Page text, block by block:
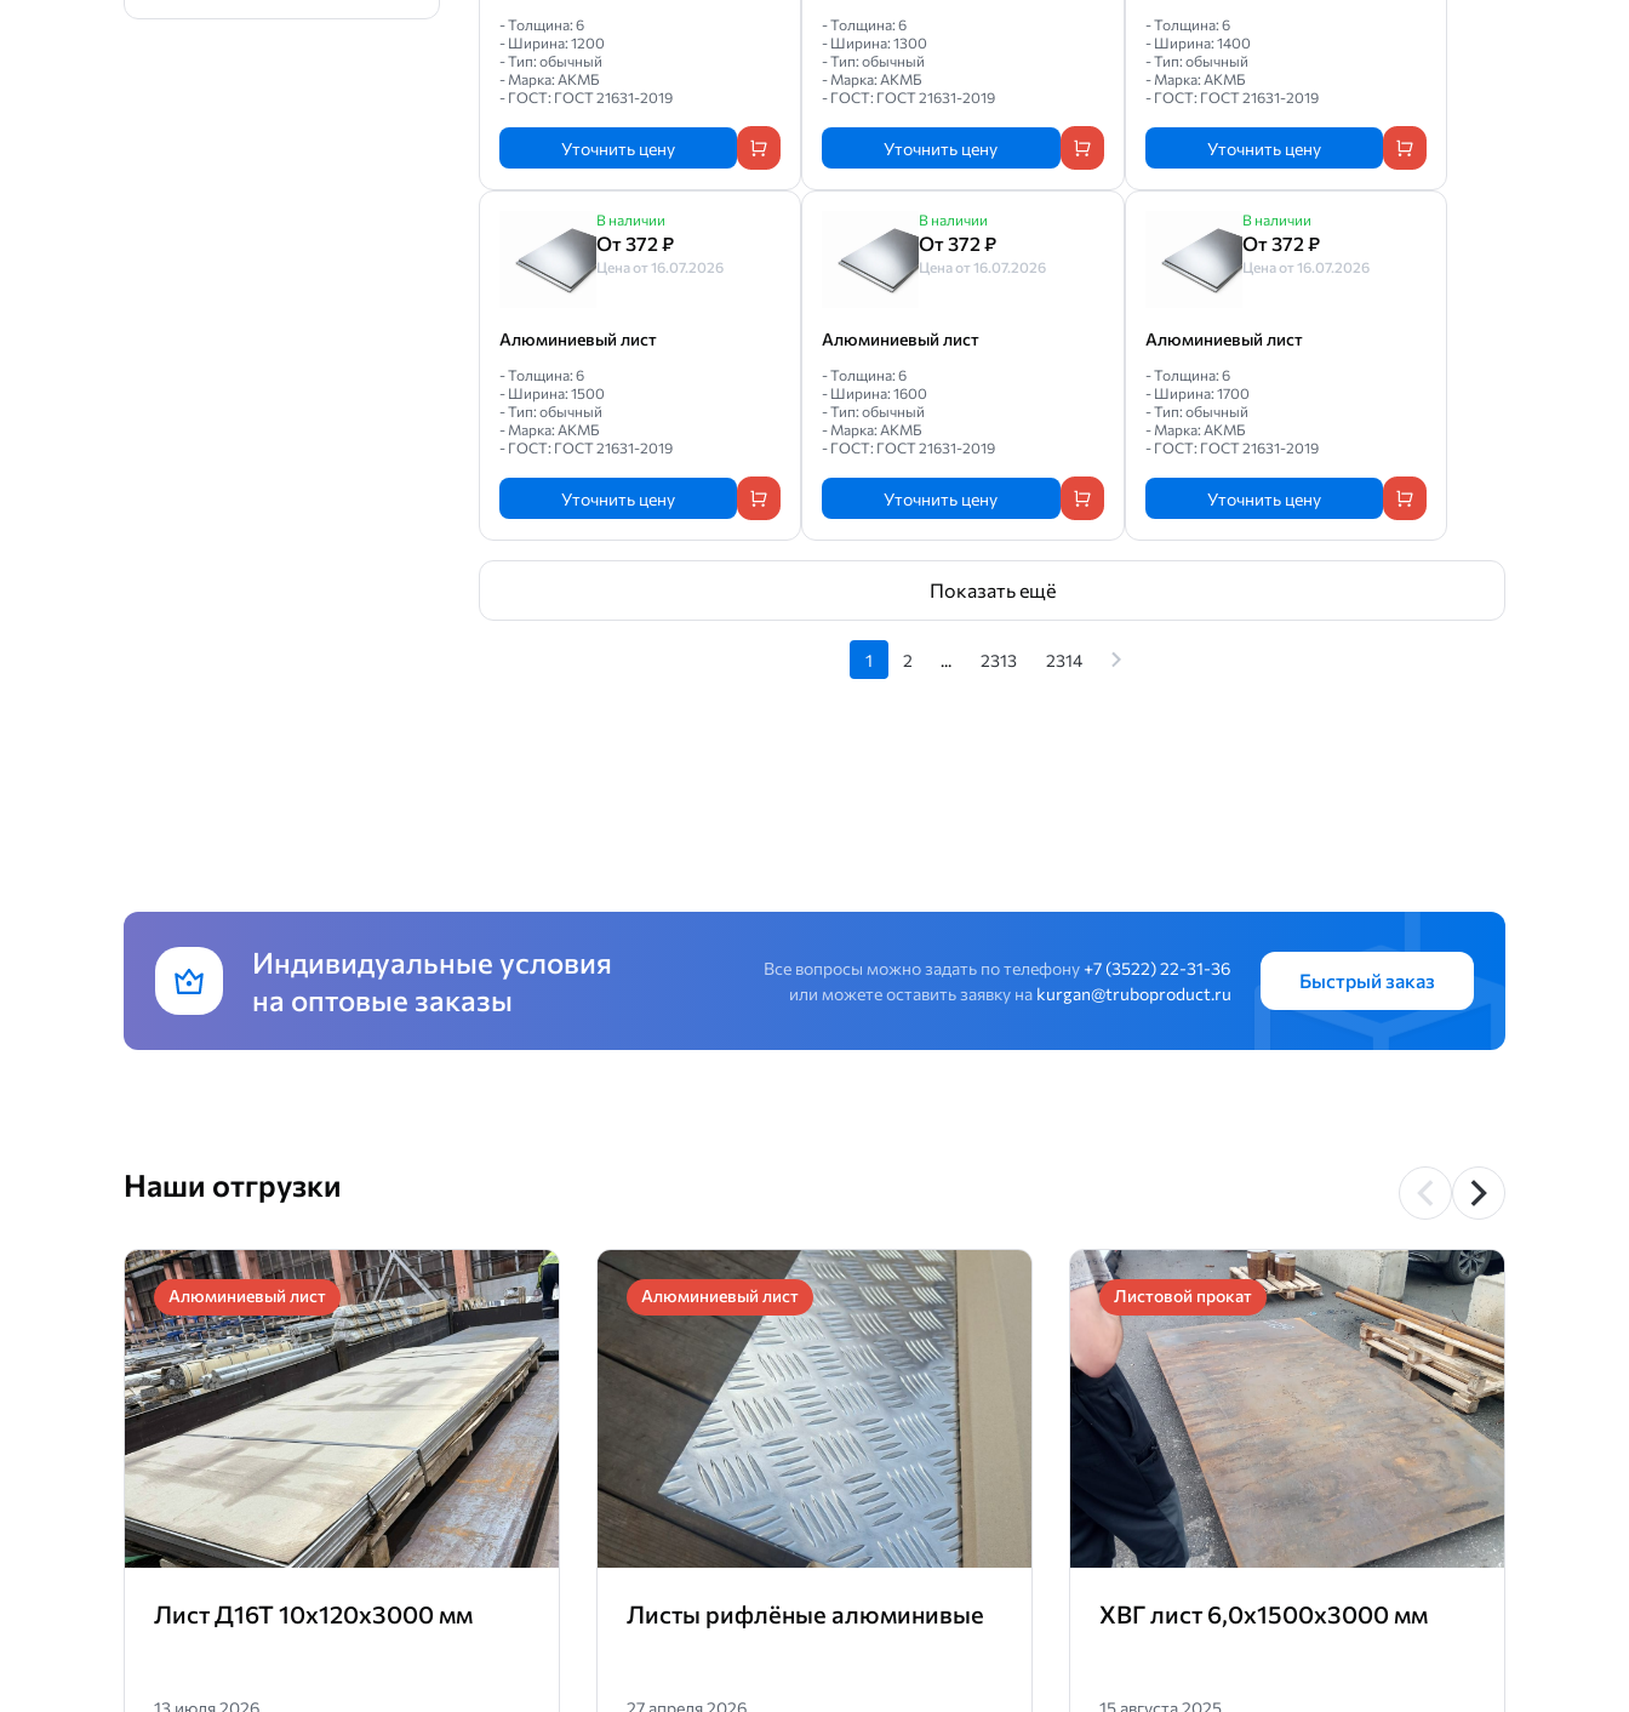
- Толщина: 6
- Ширина: 1200
- Тип: обычный
- Марка: АКМБ
- ГОСТ: ГОСТ 21631-2019
Уточнить цену
- Толщина: 6
- Ширина: 1300
- Тип: обычный
- Марка: АКМБ
- ГОСТ: ГОСТ 21631-2019
Уточнить цену
- Толщина: 6
- Ширина: 1400
- Тип: обычный
- Марка: АКМБ
- ГОСТ: ГОСТ 21631-2019
Уточнить цену
В наличии
От 372 ₽
Цена от 16.07.2026
Алюминиевый лист
- Толщина: 6
- Ширина: 1500
- Тип: обычный
- Марка: АКМБ
- ГОСТ: ГОСТ 21631-2019
Уточнить цену
В наличии
От 372 ₽
Цена от 16.07.2026
Алюминиевый лист
- Толщина: 6
- Ширина: 1600
- Тип: обычный
- Марка: АКМБ
- ГОСТ: ГОСТ 21631-2019
Уточнить цену
В наличии
От 372 ₽
Цена от 16.07.2026
Алюминиевый лист
- Толщина: 6
- Ширина: 1700
- Тип: обычный
- Марка: АКМБ
- ГОСТ: ГОСТ 21631-2019
Уточнить цену
Показать ещё
1 2 ... 2313 2314
Индивидуальные условия
на оптовые заказы
Все вопросы можно задать по телефону +7 (3522) 22-31-36
или можете оставить заявку на kurgan@truboproduct.ru
Быстрый заказ
Наши отгрузки
Алюминиевый лист
Лист Д16Т 10х120х3000 мм
13 июля 2026
Алюминиевый лист
Листы рифлёные алюминивые
27 апреля 2026
Листовой прокат
ХВГ лист 6,0х1500х3000 мм
15 августа 2025